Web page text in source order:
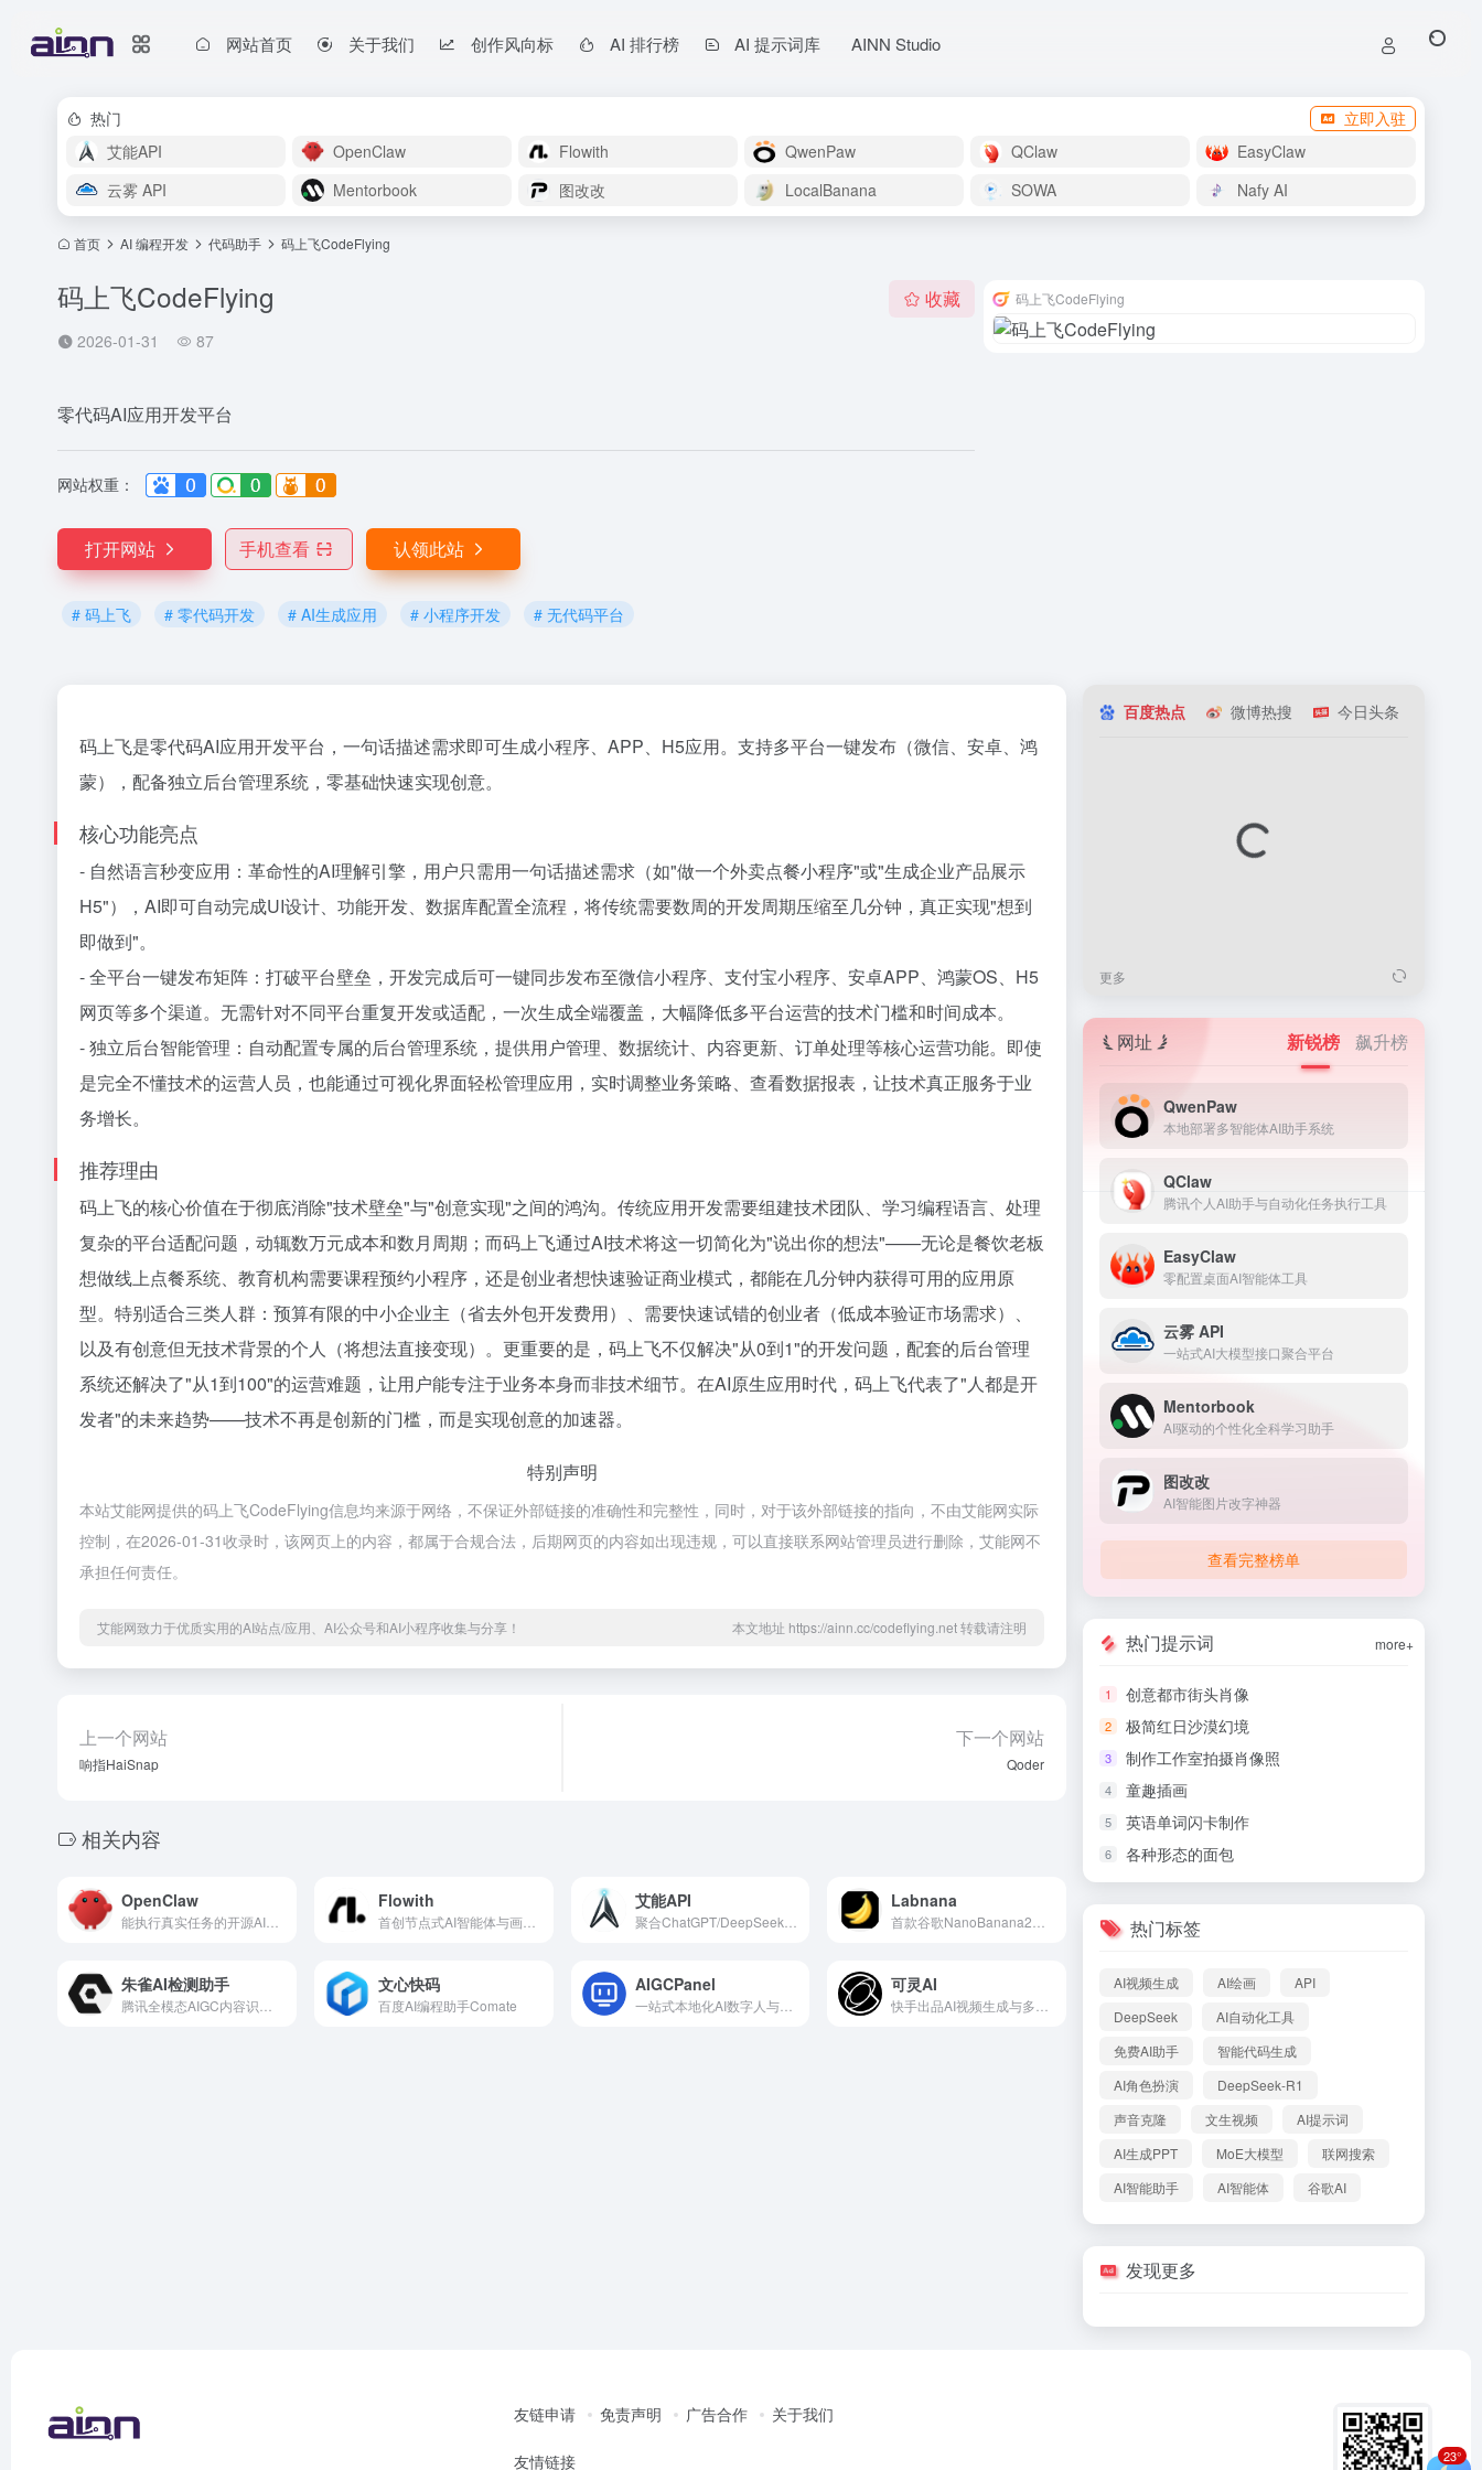
网站首页 关于我们 创作风向标 AI 排行榜 AI 提示词库 AINN Studio
热门
立即入驻
艾能API
OpenClaw Flowith QwenPaw QClaw
EasyClaw
云雾 API
Mentorbook 图改改 LocalBanana SOWA Nafy AI
首页 AI 编程开发 代码助手 码上飞CodeFlying
码上飞CodeFlying
2026-01-31 87
收藏
零代码AI应用开发平台
网站权重：
打开网站 手机查看 认领此站
# 码上飞 # 零代码开发 # AI生成应用 # 小程序开发 # 无代码平台
码上飞CodeFlying
码上飞是零代码AI应用开发平台，一句话描述需求即可生成小程序、APP、H5应用。支持多平台一键发布（微信、安卓、鸿
蒙），配备独立后台管理系统，零基础快速实现创意。
核心功能亮点
- 自然语言秒变应用：革命性的AI理解引擎，用户只需用一句话描述需求（如"做一个外卖点餐小程序"或"生成企业产品展示
H5"），AI即可自动完成UI设计、功能开发、数据库配置全流程，将传统需要数周的开发周期压缩至几分钟，真正实现"想到
即做到"。
- 全平台一键发布矩阵：打破平台壁垒，开发完成后可一键同步发布至微信小程序、支付宝小程序、安卓APP、鸿蒙OS、H5
网页等多个渠道。无需针对不同平台重复开发或适配，一次生成全端覆盖，大幅降低多平台运营的技术门槛和时间成本。
- 独立后台智能管理：自动配置专属的后台管理系统，提供用户管理、数据统计、内容更新、订单处理等核心运营功能。即使
是完全不懂技术的运营人员，也能通过可视化界面轻松管理应用，实时调整业务策略、查看数据报表，让技术真正服务于业
务增长。
推荐理由
码上飞的核心价值在于彻底消除"技术壁垒"与"创意实现"之间的鸿沟。传统应用开发需要组建技术团队、学习编程语言、处理
复杂的平台适配问题，动辄数万元成本和数月周期；而码上飞通过AI技术将这一切简化为"说出你的想法"——无论是餐饮老板
想做线上点餐系统、教育机构需要课程预约小程序，还是创业者想快速验证商业模式，都能在几分钟内获得可用的应用原
型。特别适合三类人群：预算有限的中小企业主（省去外包开发费用）、需要快速试错的创业者（低成本验证市场需求）、
以及有创意但无技术背景的个人（将想法直接变现）。更重要的是，码上飞不仅解决"从0到1"的开发问题，配套的后台管理
系统还解决了"从1到100"的运营难题，让用户能专注于业务本身而非技术细节。在AI原生应用时代，码上飞代表了"人都是开
发者"的未来趋势——技术不再是创新的门槛，而是实现创意的加速器。
特别声明
本站艾能网提供的码上飞CodeFlying信息均来源于网络，不保证外部链接的准确性和完整性，同时，对于该外部链接的指向，不由艾能网实际
控制，在2026-01-31收录时，该网页上的内容，都属于合规合法，后期网页的内容如出现违规，可以直接联系网站管理员进行删除，艾能网不
承担任何责任。
艾能网致力于优质实用的AI站点/应用、AI公众号和AI小程序收集与分享！ 本文地址 https://ainn.cc/codeflying.net 转载请注明
上一个网站
响指HaiSnap
下一个网站
Qoder
相关内容
OpenClaw Flowith
首创节点式AI智能体与画布工作台
艾能API Labnana
朱雀AI检测助手 文心快码
百度AI编程助手Comate
AIGCPanel
一站式本地化AI数字人与声音克隆系统
可灵AI
百度热点 微博热搜 今日头条
更多
网址 新锐榜 飙升榜
QwenPaw
本地部署多智能体AI助手系统
QClaw
腾讯个人AI助手与自动化任务执行工具
EasyClaw
零配置桌面AI智能体工具
云雾 API
一站式AI大模型接口聚合平台
Mentorbook
AI驱动的个性化全科学习助手
图改改
AI智能图片改字神器
查看完整榜单
热门提示词 more+
1 创意都市街头肖像
2 极简红日沙漠幻境
3 制作工作室拍摄肖像照
4 童趣插画
5 英语单词闪卡制作
6 各种形态的面包
热门标签
AI视频生成 AI绘画
API
DeepSeek
AI自动化工具
免费AI助手
智能代码生成
AI角色扮演
DeepSeek-R1
声音克隆
文生视频
AI提示词
AI生成PPT
MoE大模型
联网搜索
AI智能助手
AI智能体 谷歌AI
发现更多
友链申请 免责声明 广告合作 关于我们
友情链接 23°